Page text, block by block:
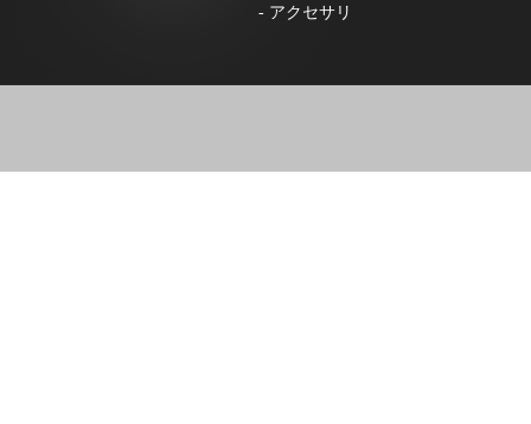
- アクセサリ